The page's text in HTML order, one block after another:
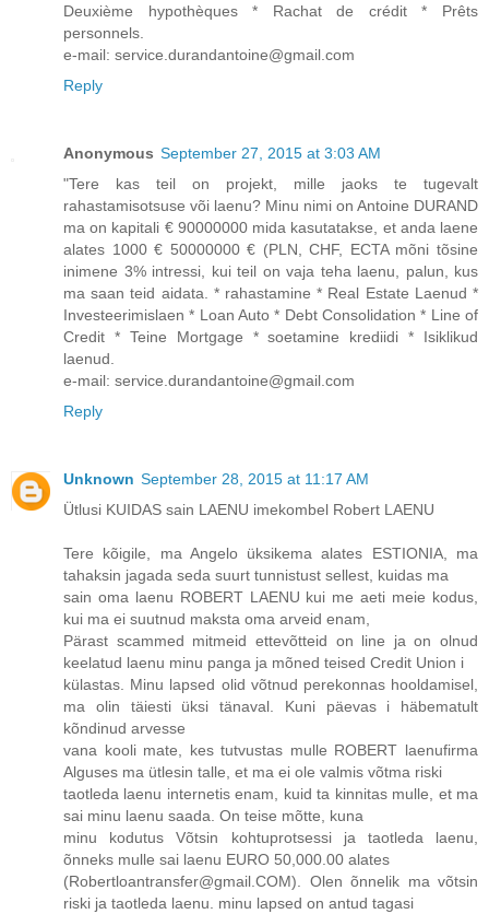
Deuxième hypothèques * Rachat de crédit * Prêts
personnels.
e-mail: service.durandantoine@gmail.com
Reply
Anonymous September 27, 2015 at 3:03 AM
"Tere kas teil on projekt, mille jaoks te tugevalt
rahastamisotsuse või laenu? Minu nimi on Antoine DURAND
ma on kapitali € 90000000 mida kasutatakse, et anda laene
alates 1000 € 50000000 € (PLN, CHF, ECTA mõni tõsine
inimene 3% intressi, kui teil on vaja teha laenu, palun, kus
ma saan teid aidata. * rahastamine * Real Estate Laenud *
Investeerimislaen * Loan Auto * Debt Consolidation * Line of
Credit * Teine Mortgage * soetamine krediidi * Isiklikud
laenud.
e-mail: service.durandantoine@gmail.com
Reply
Unknown September 28, 2015 at 11:17 AM
Ütlusi KUIDAS sain LAENU imekombel Robert LAENU
Tere kõigile, ma Angelo üksikema alates ESTIONIA, ma
tahaksin jagada seda suurt tunnistust sellest, kuidas ma
sain oma laenu ROBERT LAENU kui me aeti meie kodus,
kui ma ei suutnud maksta oma arveid enam,
Pärast scammed mitmeid ettevõtteid on line ja on olnud
keelatud laenu minu panga ja mõned teised Credit Union i
külastas. Minu lapsed olid võtnud perekonnas hooldamisel,
ma olin täiesti üksi tänaval. Kuni päevas i häbematult
kõndinud arvesse
vana kooli mate, kes tutvustas mulle ROBERT laenufirma
Alguses ma ütlesin talle, et ma ei ole valmis võtma riski
taotleda laenu internetis enam, kuid ta kinnitas mulle, et ma
sai minu laenu saada. On teise mõtte, kuna
minu kodutus Võtsin kohtuprotsessi ja taotleda laenu,
õnneks mulle sai laenu EURO 50,000.00 alates
(Robertloantransfer@gmail.COM). Olen õnnelik ma võtsin
riski ja taotleda laenu. minu lapsed on antud tagasi